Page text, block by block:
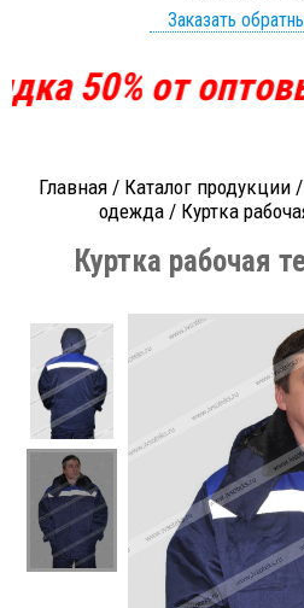
Заказать
50%от
Главная/ Каталог продукции/
одежда / Куртка
Куртка рабочая